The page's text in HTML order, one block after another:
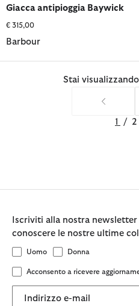
Giacca antipioggia Baywick
€ 315,00
Barbour
Stai
1 / 2
Iscriviti alla nostra
conoscere le nostre ultime
Uomo Donna
Acconsento a ricevere
Indirizzo e-mail